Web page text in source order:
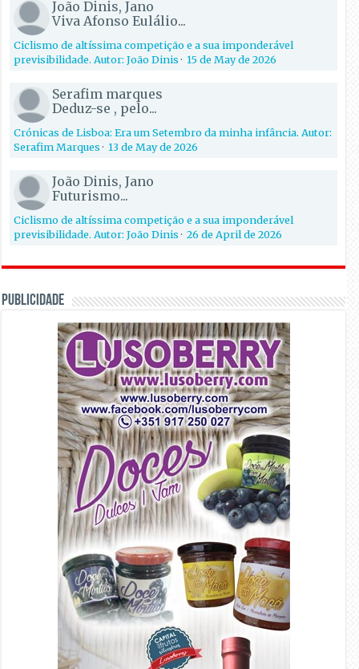
João Dinis, Jano
Viva Afonso Eulálio...
Ciclismo de altíssima competição e a sua imponderável
previsibilidade. Autor: João Dinis·15 de May de 2026
Serafim marques
Deduz-se , pelo...
Crónicas de Lisboa: Era um Setembro da minha infância. Autor:
Serafim Marques·13 de May de 2026
João Dinis, Jano
Futurismo...
Ciclismo de altíssima competição e a sua imponderável
previsibilidade. Autor: João Dinis·26 de April de 2026
PUBLICIDADE